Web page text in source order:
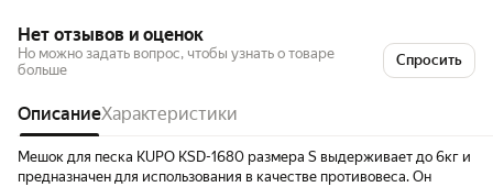
Нет отзывов и оценок
Но можно задать вопрос, чтобы узнать о товаре
больше
Спросить
ОписаниеХарактеристики
Мешок для песка KUPO KSD-1680 размера S выдерживает до 6кг и
предназначен для использования в качестве противовеса. Он